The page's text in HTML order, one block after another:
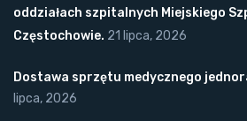
oddziałach szpitalnych Miejskiego
Częstochowie. 21 lipca, 2026
Dostawa sprzętu medycznego
lipca, 2026